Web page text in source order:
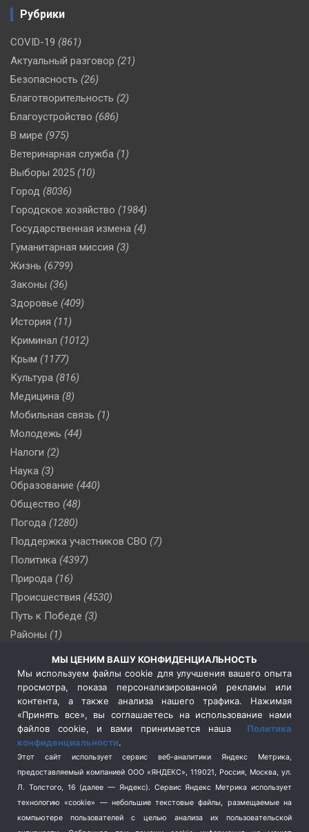
Рубрики
COVID-19 (861)
Актуальный разговор (21)
Безопасность (26)
Благотворительность (2)
Благоустройство (686)
В мире (975)
Ветеринарная служба (1)
Выборы 2025 (10)
Город (8036)
Городское хозяйство (1984)
Государственная измена (4)
Гуманитарная миссия (3)
Жизнь (6799)
Законы (36)
Здоровье (409)
История (11)
Криминал (1012)
Крым (1177)
Культура (816)
Медицина (8)
Мобильная связь (1)
Молодежь (44)
Налоги (2)
Наука (3)
Образование (440)
Общество (48)
Погода (1280)
Поддержка участников СВО (7)
Политика (4397)
Природа (16)
Происшествия (4530)
Путь к Победе (3)
Районы (1)
(510)
Сельское хозяйство (3)
Социальная политика
(3)
Спецоперация в Украине
Спецоперация на Украине
(404)
Спорт (740)
Терроризм (1)
Транспорт (262)
Туризм (178)
МЫ ЦЕНИМ ВАШУ КОНФИДЕНЦИАЛЬНОСТЬ
Мы используем файлы cookie для улучшения вашего опыта
просмотра, показа персонализированной рекламы или
контента, а также анализа нашего трафика. Нажимая
«Принять все», вы соглашаетесь на использование нами
файлов cookie, и вами принимается наша Политика
конфиденциальности.
Этот сайт использует сервис веб-аналитики Яндекс Метрика,
предоставляемый компанией ООО «ЯНДЕКС», 119021, Россия, Москва, ул.
Л. Толстого, 16 (далее — Яндекс). Сервис Яндекс Метрика использует
технологию «cookie» — небольшие текстовые файлы, размещаемые на
компьютере пользователей с целью анализа их пользовательской